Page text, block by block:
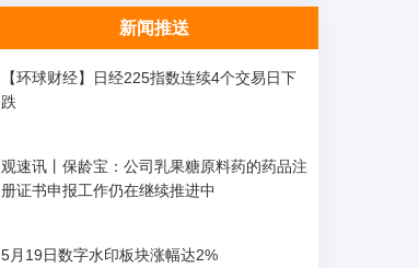
新闻推送
【环球财经】日经225指数连续4个交易日下
跌
观速讯丨保龄宝：公司乳果糖原料药的药品注
册证书申报工作仍在继续推进中
5月19日数字水印板块涨幅达2%